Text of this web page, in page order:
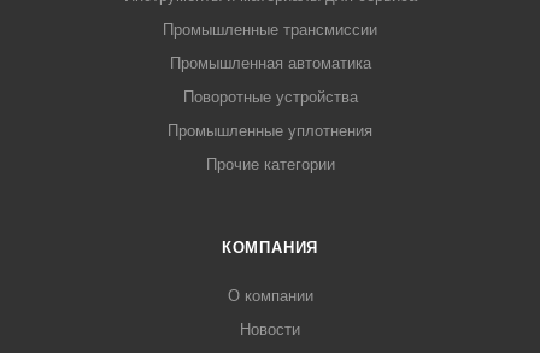
Промышленные трансмиссии
Промышленная автоматика
Поворотные устройства
Промышленные уплотнения
Прочие категории
КОМПАНИЯ
О компании
Новости